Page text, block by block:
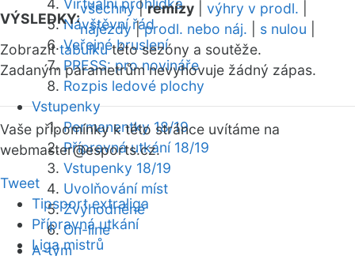
Virtuální prohlídka
Návštěvní řád
Veřejné bruslení
PRESS: pro novináře
Rozpis ledové plochy
Vstupenky
Permanentky 18/19
Přípravná utkání 18/19
Vstupenky 18/19
Uvolňování míst
Zvýhodněné
On-line
A-tým
VÝSLEDKY:
všechny|remízy výhry v prodl.
nájezdy|prodl. nebo náj. s nulou
Zobrazittabulkutéto sezóny a soutěže.
Zadaným parametrům nevyhovuje žádný zápas.
Vaše připomínky k této stránce uvítáme na
webmaster@esports.cz.
Tweet
Tipsport extraliga
Přípravná utkání
Liga mistrů